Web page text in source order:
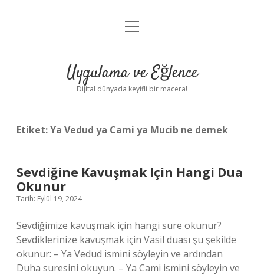
Anasayfa
Yasal Uyarı
menüyü
Uygulama ve Eğlence
Dijital dünyada keyifli bir macera!
Etiket:Ya Vedud ya Cami ya Mucib ne demek
Sevdiğine Kavuşmak Için Hangi Dua
Okunur
Tarih: Eylül 19, 2024
Sevdiğimize kavuşmak için hangi sure okunur?
Sevdiklerinize kavuşmak için Vasil duası şu şekilde
okunur: – Ya Vedud ismini söyleyin ve ardından
Duha suresini okuyun. – Ya Cami ismini söyleyin ve